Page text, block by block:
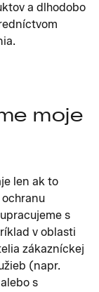
a dlhodobo
moje
len ak to
s
v oblasti
zákazníckej
(napr.
s